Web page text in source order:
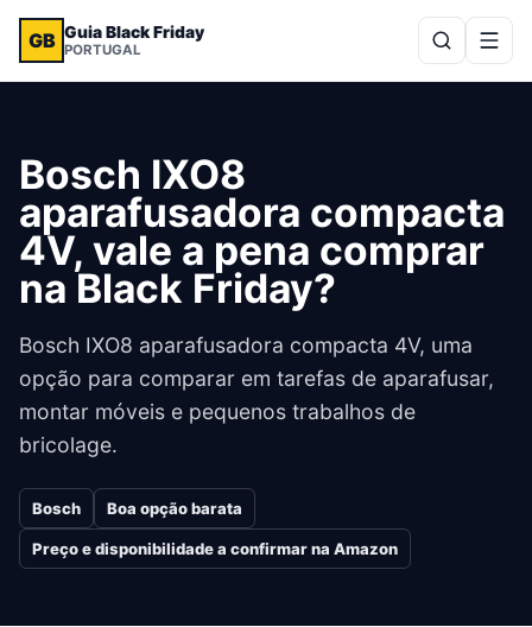
GB Guia Black Friday
PORTUGAL
Bosch IXO8
aparafusadora compacta
4V, vale a pena comprar
na Black Friday?
Bosch IXO8 aparafusadora compacta 4V, uma
opção para comparar em tarefas de aparafusar,
montar móveis e pequenos trabalhos de
bricolage.
Bosch Boa opção barata
Preço e disponibilidade a confirmar na Amazon